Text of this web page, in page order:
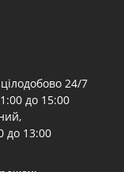
24/7
до 15:00
до 13:00